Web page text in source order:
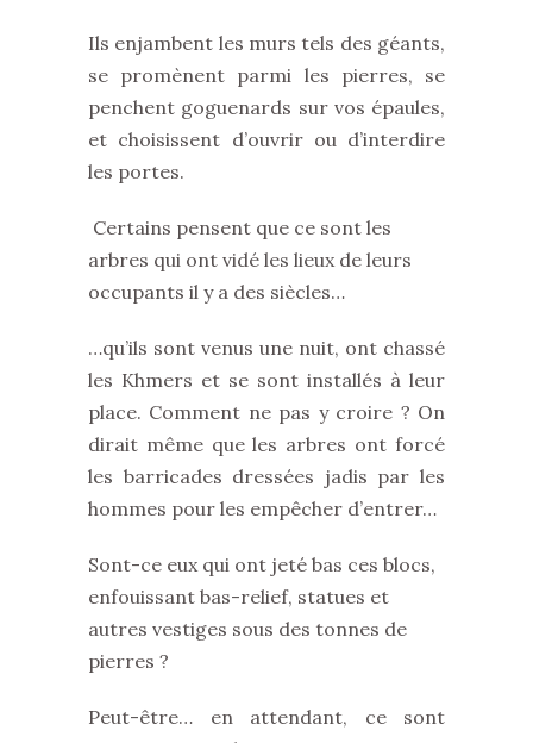
Ils enjambent les murs tels des géants,
se promènent parmi les pierres, se
penchent goguenards sur vos épaules,
et choisissent d’ouvrir ou d’interdire
les portes.
Certains pensent que ce sont les
arbres qui ont vidé les lieux de leurs
occupants il y a des siècles…
…qu’ils sont venus une nuit, ont chassé
les Khmers et se sont installés à leur
place. Comment ne pas y croire ? On
dirait même que les arbres ont forcé
les barricades dressées jadis par les
hommes pour les empêcher d’entrer…
Sont-ce eux qui ont jeté bas ces blocs,
enfouissant bas-relief, statues et
autres vestiges sous des tonnes de
pierres ?
Peut-être… en attendant, ce sont